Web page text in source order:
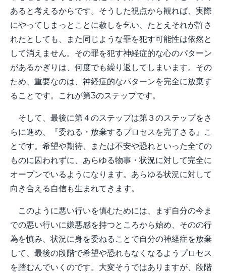
あると考えるからです。そうした視点から観れば、実際
にやってしまっとことに赦しを乞い、たとえそれが許さ
れたとしても、また同じような罪を犯す可能性は依然と
して消えません。その罪を犯す神経症的な心のパターン
があるかぎりは、何度でも繰り返してしまいます。その
ため、重要なのは、神経症的なパターンを完全に放棄す
ることです。これが第3のステップです。
そして、最後に第４のステップは第３のステップをさ
らに進め、『委ねる・放棄するプロセスを完了さる』こ
とです。希望や期待、または不安や恐れといった全ての
ものに囚われずに、あらゆる物事・状況に対して完全に
オープンでいるようになります。あらゆる状況に対して
向き合える自信も生まれてきます。
このように悪い行いを慎むためには、まず自分の今ま
での悪い行いに嫌悪感を持つところから始め、そのの行
為を慎み、状況に身を委ねることで自分の神経症を放棄
して、最後の段階で希望や恐れもなくなるようプロセス
を踏むんでいくのです。大変そうではありますが、段階